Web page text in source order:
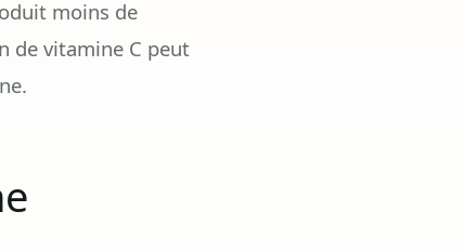
moins de
de vitamine C peut